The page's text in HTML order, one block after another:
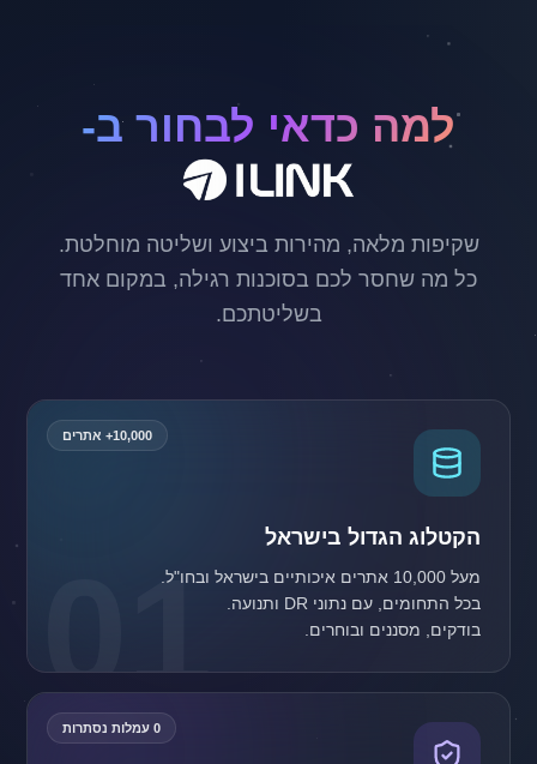
למה כדאי לבחור ב-
כל מה שחסר לכם בסוכנות רגילה, במקום אחד
בשליטתכם.
01
10,000+ אתרים
הקטלוג הגדול בישראל
בודקים, מסננים ובוחרים.
0 עמלות נסתרות